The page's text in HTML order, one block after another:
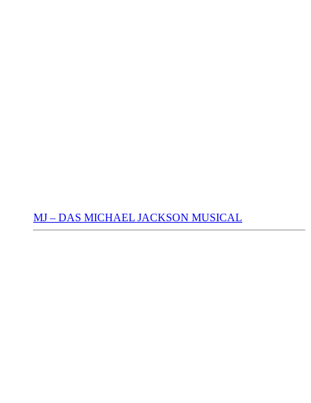
MJ – DAS MICHAEL JACKSON MUSICAL